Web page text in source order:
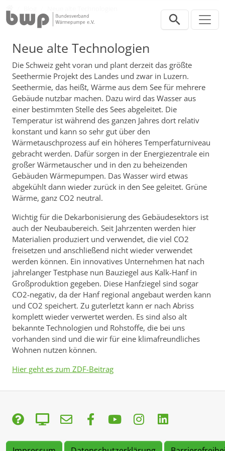
Neue alte Technologien
Die Schweiz geht voran und plant derzeit das größte
Seethermie Projekt des Landes und zwar in Luzern.
Seethermie, das heißt, Wärme aus dem See für mehrere
Gebäude nutzbar machen. Dazu wird das Wasser aus
einer bestimmten Stelle des Sees abgeleitet. Die
Temperatur ist während des ganzen Jahres dort relativ
konstant und kann so sehr gut über den
Wärmetauschprozess auf ein höheres Temperfaturniveau
gebracht werden. Dafür sorgen in der Energiezentrale ein
großer Wärmetauscher und in den zu beheizenden
Gebäuden Wärmepumpen. Das Wasser wird etwas
abgekühlt dann wieder zurück in den See geleitet. Grüne
Wärme, ganz CO2 neutral.
Wichtig für die Dekarbonisierung des Gebäudesektors ist
auch der Neubaubereich. Seit Jahrzenten werden hier
Materialien produziert und verwendet, die viel CO2
freisetzen und anschließend nicht wieder verwendet
werden können. Ein innovatives Unternehmen hat nach
jahrelanger Testphase nun Bauziegel aus Kalk-Hanf in
Großproduktion gegeben. Diese Hanfziegel sind sogar
CO2-negativ, da der Hanf regional angebaut werden kann
und CO2 speichert. Zu guterletzt kann er nach Abriss
komplett wieder verwertet werden. Es sind also alt
bekannte Technologien und Rohstoffe, die bei uns
vorhanden sind und die wir für eine klimafreundliches
Wohnen nutzen können.
Hier geht es zum ZDF-Beitrag